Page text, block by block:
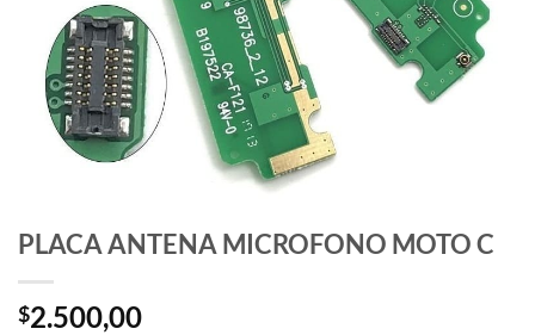
PLACA ANTENA MICROFONO MOTO C
$2.500,00